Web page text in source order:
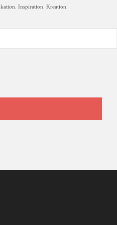
Inspiration. Kreation.